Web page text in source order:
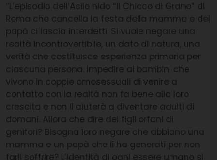
“L’episodio dell’Asilo nido “il Chicco di Grano” di
Roma che cancella la festa della mamma e del
papà ci lascia interdetti. Si vuole negare una
realtà incontrovertibile, un dato di natura, una
verità che costituisce esperienza primaria per
ciascuna persona. Impedire ai bambini che
vivono in coppie omosessuali di venire a
contatto con la realtà non fa bene alla loro
crescita e non li aiuterà a diventare adulti di
domani. Allora che dire dei figli orfani di
genitori? Bisogna loro negare che abbiano una
mamma e un papà che li ha generati per non
farli soffrire? L’identità di ogni essere umano si